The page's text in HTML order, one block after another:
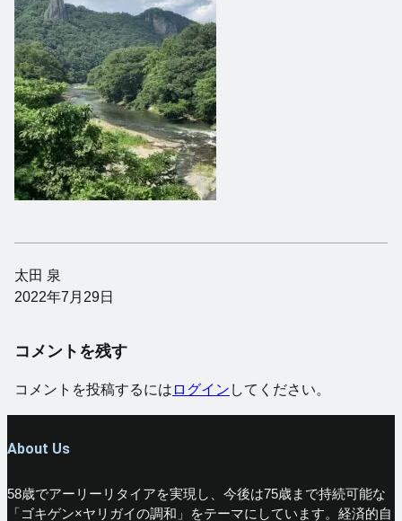
太田 泉
2022年7月29日
コメントを残す
コメントを投稿するには ログイン してください。
About Us
58歳でアーリーリタイアを実現し、今後は75歳まで持続可能な
「ゴキゲン×ヤリガイの調和」をテーマにしています。経済的自